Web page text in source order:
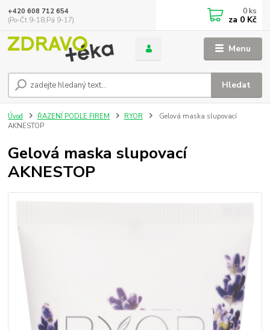
Menu
Hledat
+420 608 712 654
(Po-Čt 9-18,Pá 9-17)
0 ks
za 0 Kč
Úvod ŘAZENÍ PODLE FIREM RYOR
Gelová maska slupovací
AKNESTOP
Gelová maska slupovací
AKNESTOP